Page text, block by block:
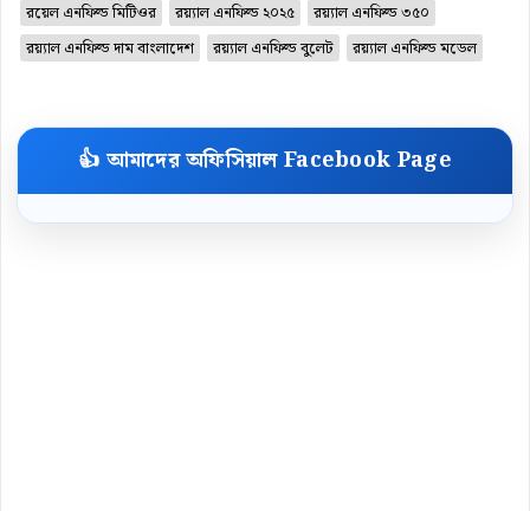
রয়েল এনফিল্ড মিটিওর
রয়্যাল এনফিল্ড ২০২৫
রয়্যাল এনফিল্ড ৩৫০
রয়্যাল এনফিল্ড দাম বাংলাদেশ
রয়্যাল এনফিল্ড বুলেট রয়্যাল এনফিল্ড মডেল
👍 আমাদের অফিসিয়াল Facebook Page